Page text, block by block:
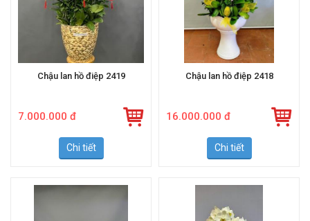
Chậu lan hồ điệp 2419
Chi tiết
Chậu lan hồ điệp 2418
Chi tiết